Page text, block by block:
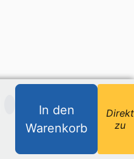
In den
Warenkorb
Direkt
zu